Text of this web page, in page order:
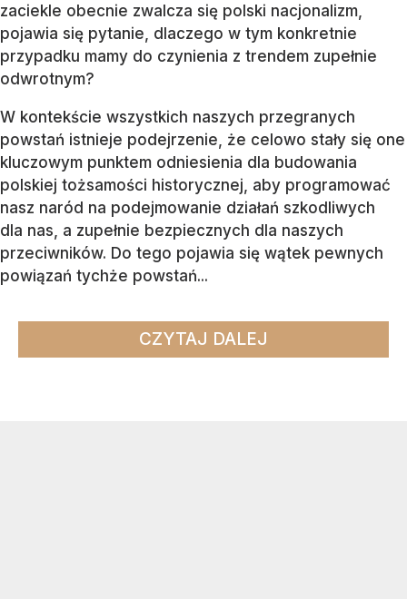
zaciekle obecnie zwalcza się polski nacjonalizm,
pojawia się pytanie, dlaczego w tym konkretnie
przypadku mamy do czynienia z trendem zupełnie
odwrotnym?
W kontekście wszystkich naszych przegranych
powstań istnieje podejrzenie, że celowo stały się one
kluczowym punktem odniesienia dla budowania
polskiej tożsamości historycznej, aby programować
nasz naród na podejmowanie działań szkodliwych
dla nas, a zupełnie bezpiecznych dla naszych
przeciwników. Do tego pojawia się wątek pewnych
powiązań tychże powstań...
CZYTAJ DALEJ